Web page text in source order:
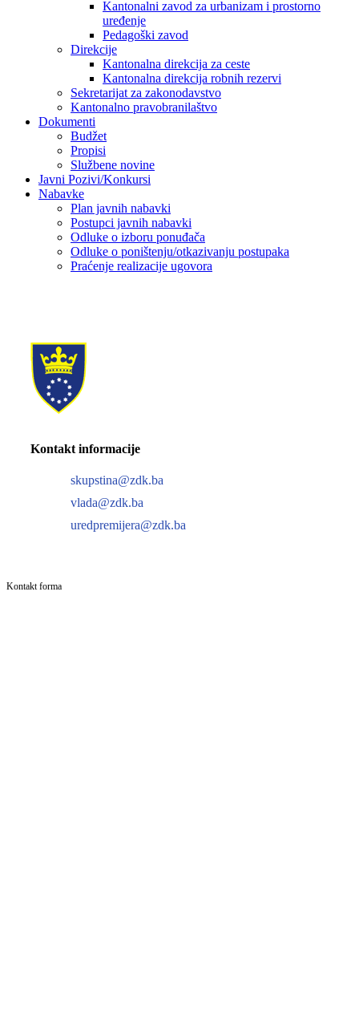
Kantonalni zavod za urbanizam i prostorno
uređenje
Pedagoški zavod
Direkcije
Kantonalna direkcija za ceste
Kantonalna direkcija robnih rezervi
Sekretarijat za zakonodavstvo
Kantonalno pravobranilaštvo
Dokumenti
Budžet
Propisi
Službene novine
Javni Pozivi/Konkursi
Nabavke
Plan javnih nabavki
Postupci javnih nabavki
Odluke o izboru ponuđača
Odluke o poništenju/otkazivanju postupaka
Praćenje realizacije ugovora
Kontakt informacije
skupstina@zdk.ba
vlada@zdk.ba
uredpremijera@zdk.ba
Kontakt forma